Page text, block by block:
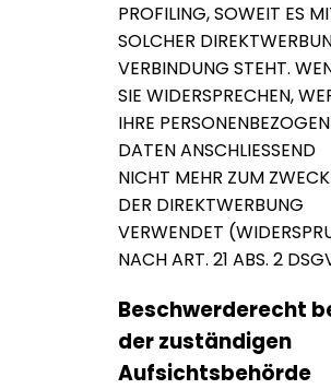
PROFILING, SOWEIT ES
SOLCHER
VERBINDUNG STEHT.
SIE WIDERSPRECHEN,
IHRE
DATEN ANSCHLIESSEND
NICHT MEHR ZUM
DER DIREKTWERBUNG
VERWENDET
NACH ART. 21 ABS. 2
Beschwerde­recht
der zuständigen
Aufsichts­behörde